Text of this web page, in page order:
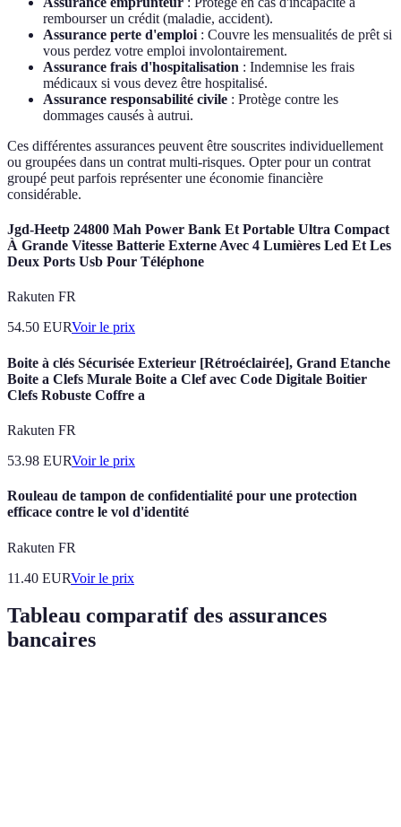
rembourser un crédit (maladie, accident).
Assurance perte d'emploi : Couvre les mensualités de prêt si
vous perdez votre emploi involontairement.
Assurance frais d'hospitalisation : Indemnise les frais
médicaux si vous devez être hospitalisé.
Assurance responsabilité civile : Protège contre les
dommages causés à autrui.
Ces différentes assurances peuvent être souscrites individuellement
ou groupées dans un contrat multi-risques. Opter pour un contrat
groupé peut parfois représenter une économie financière
considérable.
Jgd-Heetp 24800 Mah Power Bank Et Portable Ultra Compact
À Grande Vitesse Batterie Externe Avec 4 Lumières Led Et Les
Deux Ports Usb Pour Téléphone
Rakuten FR
54.50 EURVoir le prix
Boite à clés Sécurisée Exterieur [Rétroéclairée], Grand Etanche
Boite a Clefs Murale Boite a Clef avec Code Digitale Boitier
Clefs Robuste Coffre a
Rakuten FR
53.98 EURVoir le prix
Rouleau de tampon de confidentialité pour une protection
efficace contre le vol d'identité
Rakuten FR
11.40 EURVoir le prix
Tableau comparatif des assurances
bancaires